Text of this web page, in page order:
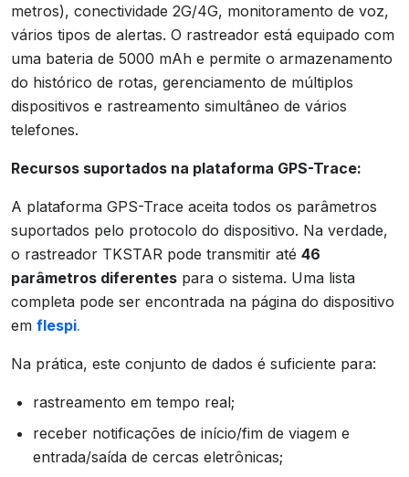
metros), conectividade 2G/4G, monitoramento de voz,
vários tipos de alertas. O rastreador está equipado com
uma bateria de 5000 mAh e permite o armazenamento
do histórico de rotas, gerenciamento de múltiplos
dispositivos e rastreamento simultâneo de vários
telefones.
Recursos suportados na plataforma GPS-Trace:
A plataforma GPS-Trace aceita todos os parâmetros
suportados pelo protocolo do dispositivo. Na verdade,
o rastreador TKSTAR pode transmitir até 46
parâmetros diferentes para o sistema. Uma lista
completa pode ser encontrada na página do dispositivo
em flespi.
Na prática, este conjunto de dados é suficiente para:
rastreamento em tempo real;
receber notificações de início/fim de viagem e
entrada/saída de cercas eletrônicas;